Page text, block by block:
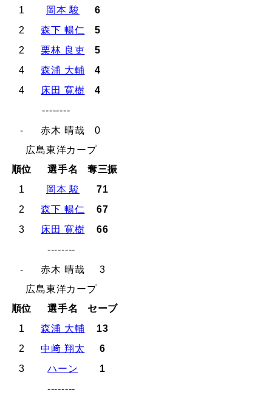
1
岡本 駿
6
2
森下 暢仁
5
2
栗林 良吏
5
4
森浦 大輔
4
4
床田 寛樹
4
--------
-
赤木 晴哉
0
広島東洋カープ
順位
選手名
奪三振
1
岡本 駿
71
2
森下 暢仁
67
3
床田 寛樹
66
--------
-
赤木 晴哉
3
広島東洋カープ
順位
選手名
セーブ
1
森浦 大輔
13
2
中﨑 翔太
6
3
ハーン
1
--------